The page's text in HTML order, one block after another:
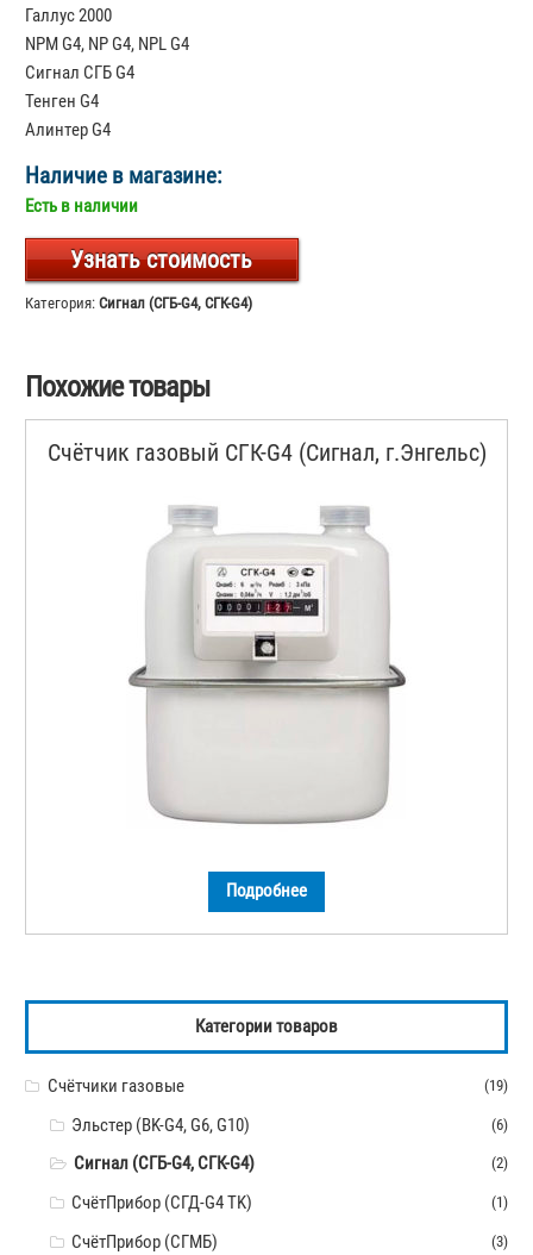
Галлус 2000
NPM G4, NP G4, NPL G4
Сигнал СГБ G4
Тенген G4
Алинтер G4
Наличие в магазине:
Есть в наличии
Узнать стоимость
Категория: Сигнал (СГБ-G4, СГК-G4)
Похожие товары
Счётчик газовый СГК-G4 (Сигнал, г.Энгельс)
Подробнее
Категории товаров
Счётчики газовые (19)
Эльстер (BK-G4, G6, G10) (6)
Сигнал (СГБ-G4, СГК-G4) (2)
СчётПрибор (СГД-G4 TK) (1)
СчётПрибор (СГМБ) (3)